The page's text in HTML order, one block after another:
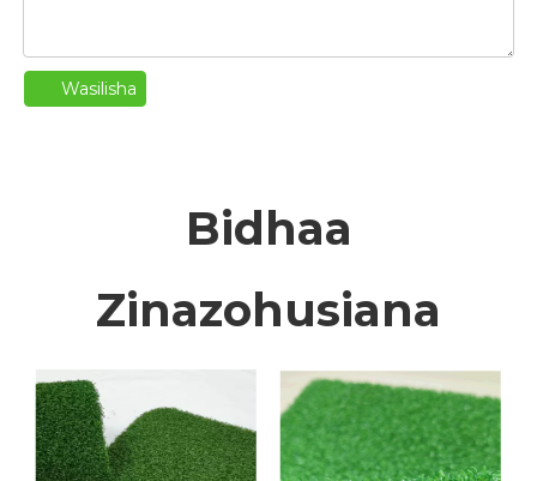
Wasilisha
Bidhaa
Zinazohusiana